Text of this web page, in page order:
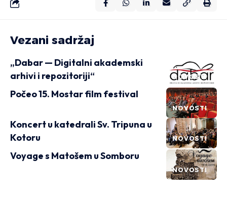
Vezani sadržaj
NOVOSTI
„Dabar — Digitalni akademski
arhivi i repozitoriji“
NOVOSTI
Počeo 15. Mostar film festival
NOVOSTI
Koncert u katedrali Sv. Tripuna u
Kotoru
NOVOSTI
Voyage s Matošem u Somboru